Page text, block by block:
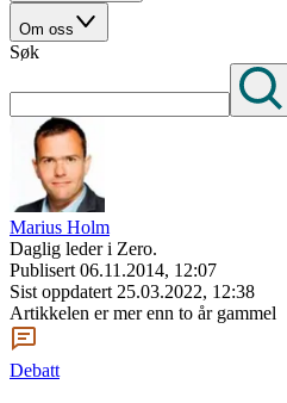
Om oss
Søk
Marius Holm
Daglig leder i Zero.
Publisert 06.11.2014, 12:07
Sist oppdatert 25.03.2022, 12:38
Artikkelen er mer enn to år gammel
Debatt